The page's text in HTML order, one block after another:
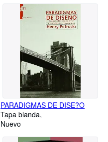
PARADIGMAS DE DISE?O
Tapa blanda
Nuevo